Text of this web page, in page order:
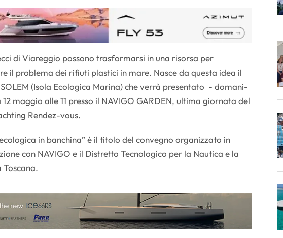
di Viareggio possono trasformarsi in una risorsa per
il problema dei rifiuti plastici in mare. Nasce da questa idea il
(Isola Ecologica Marina) che verrà presentato - domani-
maggio alle 11 presso il NAVIGO GARDEN, ultima giornata del
Rendez-vous.
ecologica in banchina” è il titolo del convegno organizzato in
con NAVIGO e il Distretto Tecnologico per la Nautica e la